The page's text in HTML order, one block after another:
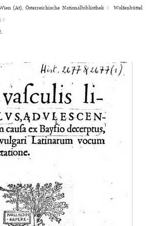
(At), Österreichische Nationalbibliothek ♢ Wolfenbüttel
♢
.